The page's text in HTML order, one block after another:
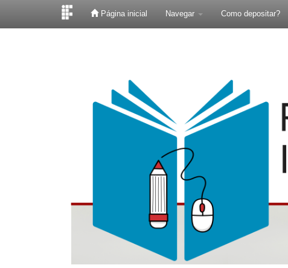
Página inicial Navegar Como depositar?